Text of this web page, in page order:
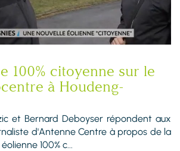
100% citoyenne sur le
à Houdeng-
et Bernard Deboyser répondent aux
d'Antenne Centre à propos de la
100% c...